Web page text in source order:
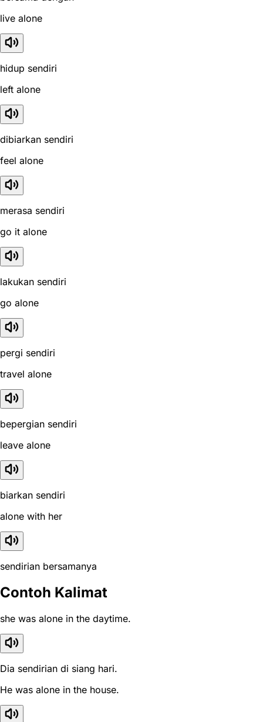
live alone
hidup sendiri
left alone
dibiarkan sendiri
feel alone
merasa sendiri
go it alone
lakukan sendiri
go alone
pergi sendiri
travel alone
bepergian sendiri
leave alone
biarkan sendiri
alone with her
sendirian bersamanya
Contoh Kalimat
she was alone in the daytime.
Dia sendirian di siang hari.
He was alone in the house.